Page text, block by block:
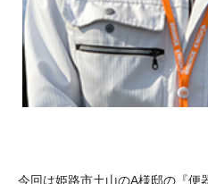
今回は姫路市土山のA様邸の『便